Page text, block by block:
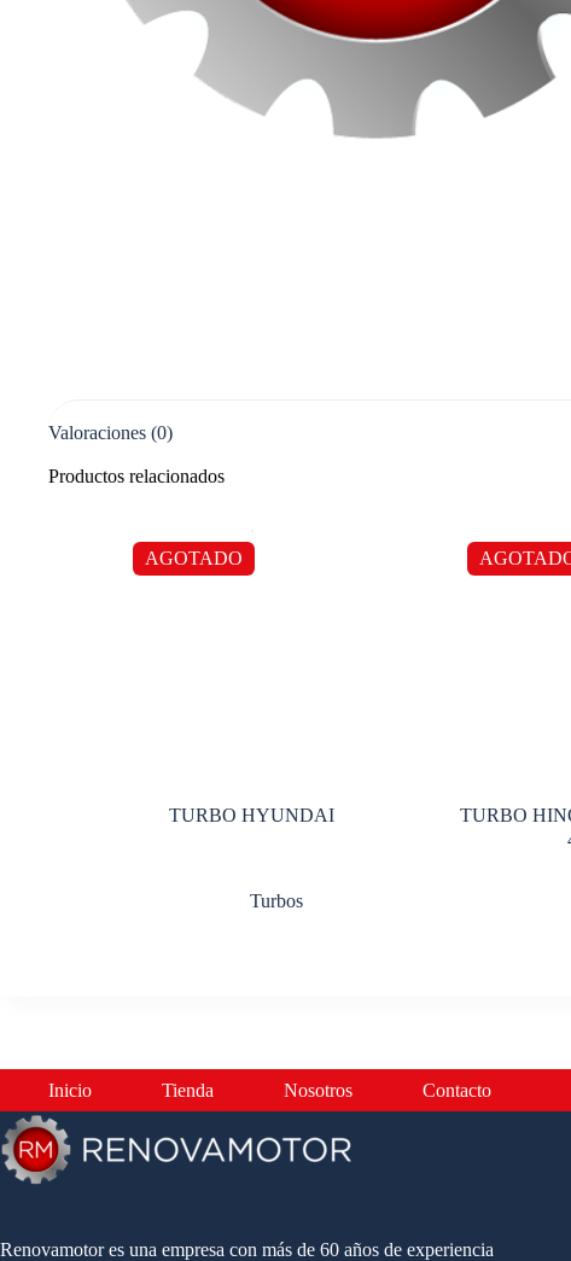
Valoraciones (0)
Productos relacionados
AGOTADO
TURBO HYUNDAI
Turbos
TURBO
Inicio Tienda Nosotros Contacto
Renovamotor es una empresa con más de 60 años de experiencia